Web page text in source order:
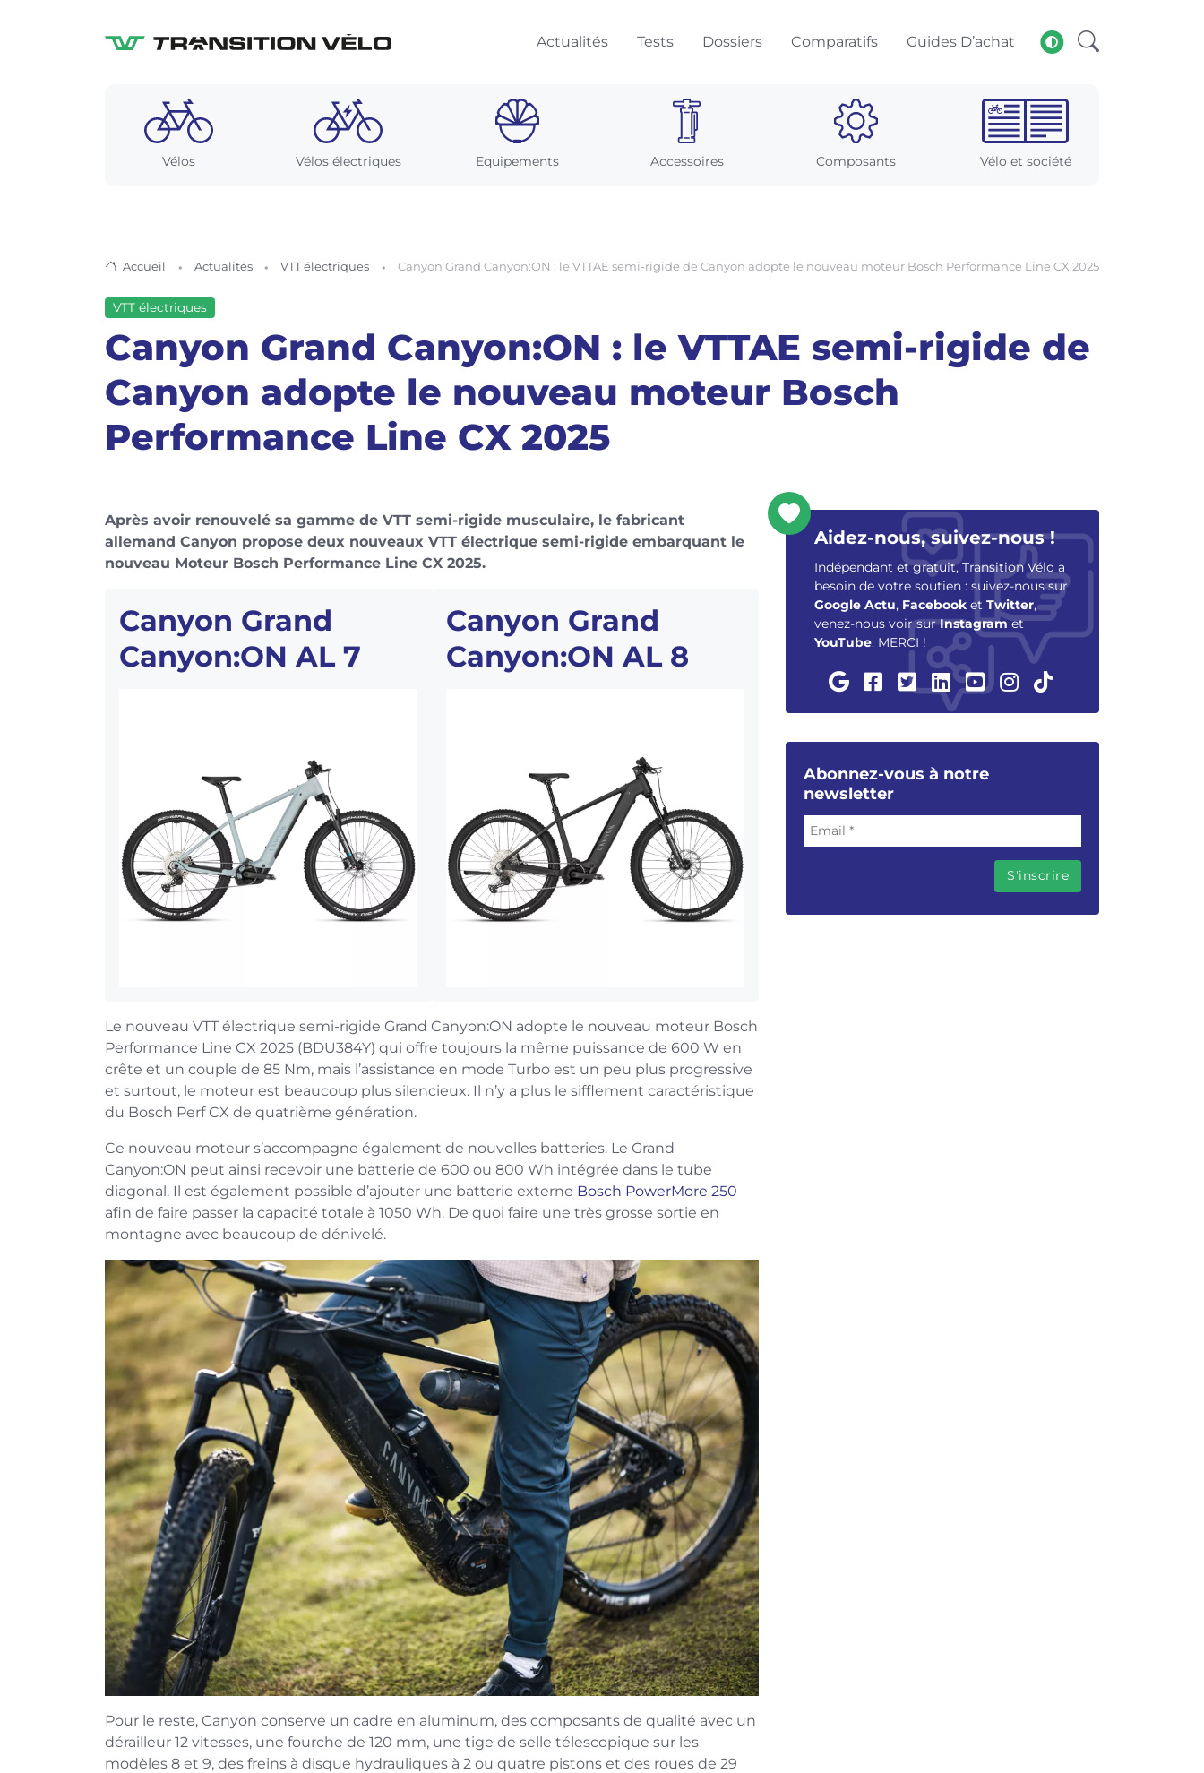
Actualités Tests Dossiers Comparatifs Guides D’achat
Vélos Vélos électriques Equipements Accessoires Composants Vélo et société
Accueil Actualités VTT électriques Canyon Grand Canyon:ON : le VTTAE semi-rigide de Canyon adopte le nouveau moteur Bosch Performance Line CX 2025
VTT électriques
Canyon Grand Canyon:ON : le VTTAE semi-rigide de
Canyon adopte le nouveau moteur Bosch
Performance Line CX 2025
Après avoir renouvelé sa gamme de VTT semi-rigide musculaire, le fabricant
allemand Canyon propose deux nouveaux VTT électrique semi-rigide embarquant le
nouveau Moteur Bosch Performance Line CX 2025.
Canyon Grand
Canyon:ON AL 7
Canyon Grand
Canyon:ON AL 8
Le nouveau VTT électrique semi-rigide Grand Canyon:ON adopte le nouveau moteur Bosch
Performance Line CX 2025 (BDU384Y) qui offre toujours la même puissance de 600 W en
crête et un couple de 85 Nm, mais l’assistance en mode Turbo est un peu plus progressive
et surtout, le moteur est beaucoup plus silencieux. Il n’y a plus le sifflement caractéristique
du Bosch Perf CX de quatrième génération.
Ce nouveau moteur s’accompagne également de nouvelles batteries. Le Grand
Canyon:ON peut ainsi recevoir une batterie de 600 ou 800 Wh intégrée dans le tube
diagonal. Il est également possible d’ajouter une batterie externe Bosch PowerMore 250
afin de faire passer la capacité totale à 1050 Wh. De quoi faire une très grosse sortie en
montagne avec beaucoup de dénivelé.
Pour le reste, Canyon conserve un cadre en aluminum, des composants de qualité avec un
dérailleur 12 vitesses, une fourche de 120 mm, une tige de selle télescopique sur les
modèles 8 et 9, des freins à disque hydrauliques à 2 ou quatre pistons et des roues de 29
Aidez-nous, suivez-nous !
Indépendant et gratuit, Transition Vélo a
besoin de votre soutien : suivez-nous sur
Google Actu, Facebook et Twitter,
venez-nous voir surInstagramet
YouTube. MERCI !
Abonnez-vous à notre
newsletter